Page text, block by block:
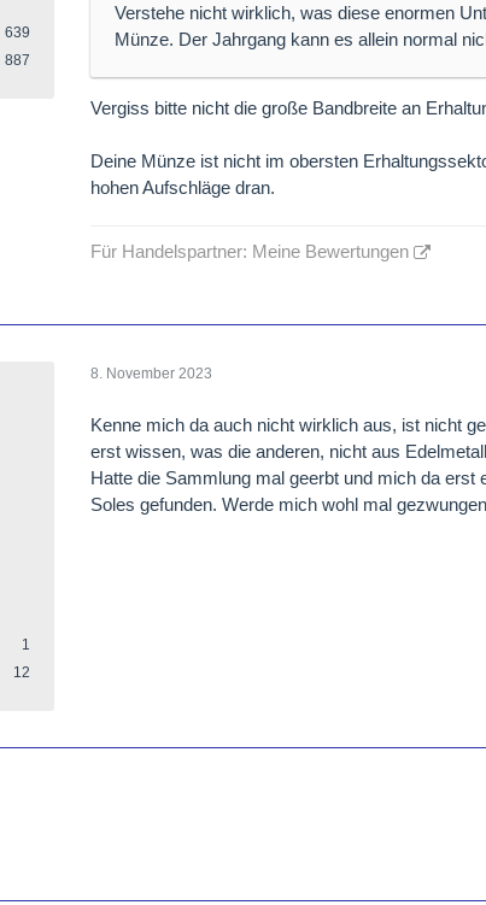
639
887
Verstehe nicht wirklich, was diese enormen
Münze. Der Jahrgang kann es allein normal
Vergiss bitte nicht die große Bandbreite an
Deine Münze ist nicht im obersten
hohen Aufschläge dran.
Für Handelspartner: Meine Bewertungen
1
12
8. November 2023
Kenne mich da auch nicht wirklich aus, ist nicht
erst wissen, was die anderen, nicht aus
Hatte die Sammlung mal geerbt und mich da
Soles gefunden. Werde mich wohl mal